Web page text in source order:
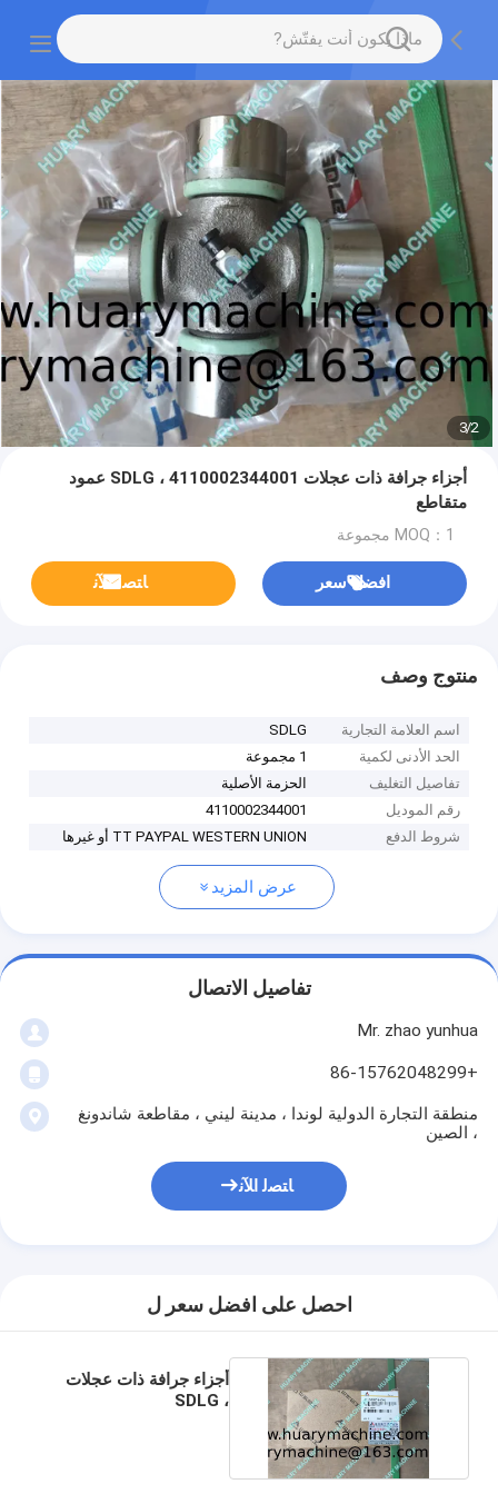
2
/
3
أجزاء جرافة ذات عجلات SDLG ، 4110002344001 عمود
متقاطع
MOQ：1 مجموعة
افضل سعر ﺎﺘﺼﻟ ﺍﻶﻧ
منتوج وصف
اسم العلامة التجارية
SDLG
الحد الأدنى لكمية
1 مجموعة
تفاصيل التغليف
الحزمة الأصلية
رقم الموديل
4110002344001
شروط الدفع
TT PAYPAL WESTERN UNION أو غيرها
عرض المزيد
تفاصيل الاتصال
Mr. zhao yunhua
+86-15762048299
منطقة التجارة الدولية لوندا ، مدينة ليني ، مقاطعة شاندونغ
، الصين
ﺎﺘﺼﻟ ﺍﻶﻧ
احصل على افضل سعر ل
أجزاء جرافة ذات عجلات
SDLG ،